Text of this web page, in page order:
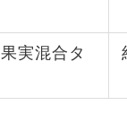
実混合タ